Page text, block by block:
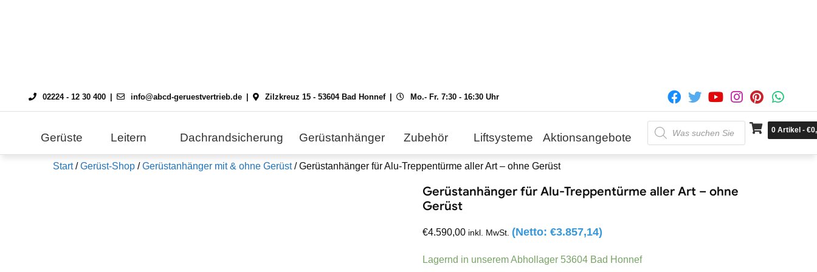
02224 - 12 30 400 info@abcd-geruestvertrieb.de Zilzkreuz 15 - 53604 Bad Honnef Mo.- Fr. 7:30 - 16:30 Uhr
Gerüste Leitern Dachrandsicherung Gerüstanhänger Zubehör Liftsysteme Aktionsangebote
Products
search
0 Artikel - €
Start/Gerüst-Shop /Gerüstanhänger mit & ohne Gerüst/ Gerüstanhänger für Alu-Treppentürme aller Art – ohne Gerüst
Gerüstanhänger für Alu-Treppentürme aller Art – ohne
Gerüst
€4.590,00 inkl. MwSt. (Netto:€3.857,14)
Lagernd in unserem Abhollager 53604 Bad Honnef